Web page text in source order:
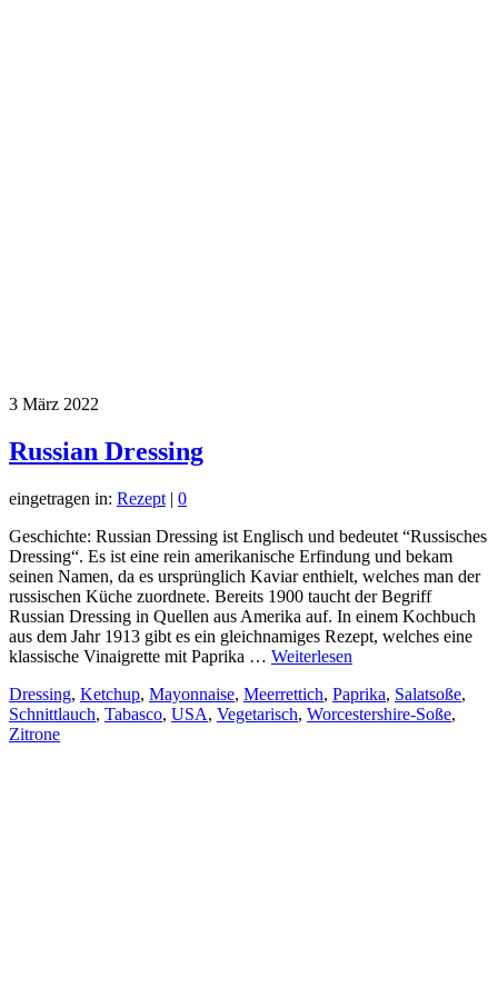
3 März 2022
Russian Dressing
eingetragen in: Rezept | 0
Geschichte: Russian Dressing ist Englisch und bedeutet “Russisches
Dressing“. Es ist eine rein amerikanische Erfindung und bekam
seinen Namen, da es ursprünglich Kaviar enthielt, welches man der
russischen Küche zuordnete. Bereits 1900 taucht der Begriff
Russian Dressing in Quellen aus Amerika auf. In einem Kochbuch
aus dem Jahr 1913 gibt es ein gleichnamiges Rezept, welches eine
klassische Vinaigrette mit Paprika … Weiterlesen
Dressing, Ketchup, Mayonnaise, Meerrettich, Paprika, Salatsoße,
Schnittlauch, Tabasco, USA, Vegetarisch, Worcestershire-Soße,
Zitrone